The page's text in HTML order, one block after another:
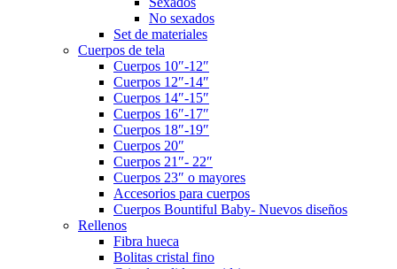
No sexados
Set de materiales
Cuerpos de tela
Cuerpos 10″-12″
Cuerpos 12″-14″
Cuerpos 14″-15″
Cuerpos 16″-17″
Cuerpos 18″-19″
Cuerpos 20″
Cuerpos 21″- 22″
Cuerpos 23″ o mayores
Accesorios para cuerpos
Cuerpos Bountiful Baby- Nuevos diseños
Rellenos
Fibra hueca
Bolitas cristal fino